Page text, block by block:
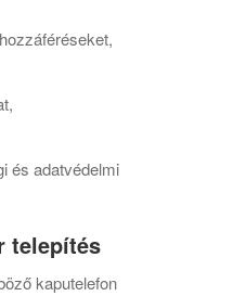
és adatvédelmi
telepítés
kaputelefon